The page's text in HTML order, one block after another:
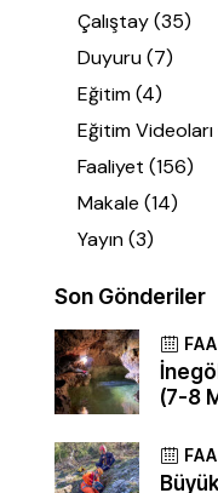
Çalıştay(35)
Duyuru(7)
Eğitim(4)
Eğitim Videoları
Faaliyet (156)
Makale (14)
Yayın(3)
Son Gönderiler
(7-8